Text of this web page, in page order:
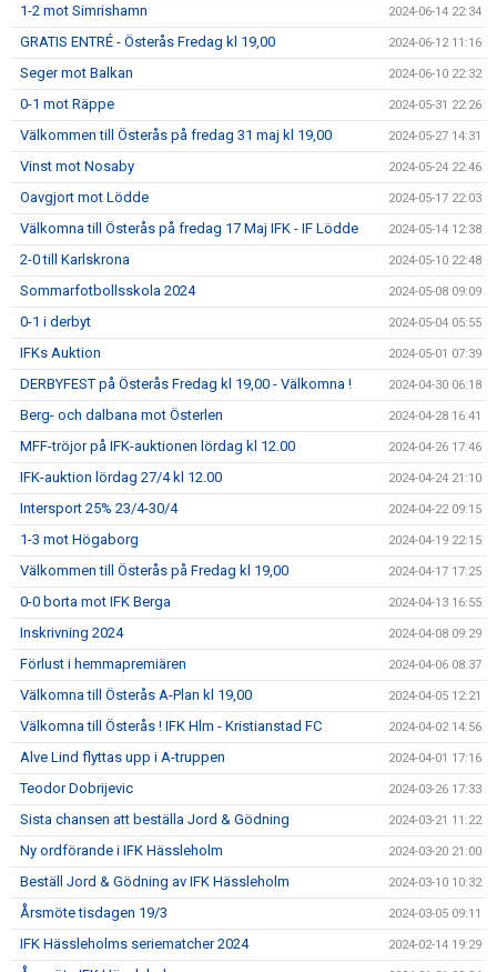
1-2 mot Simrishamn 2024-06-14 22:34
GRATIS ENTRÉ - Österås Fredag kl 19,00 2024-06-12 11:16
Seger mot Balkan 2024-06-10 22:32
0-1 mot Räppe 2024-05-31 22:26
Välkommen till Österås på fredag 31 maj kl 19,00 2024-05-27 14:31
Vinst mot Nosaby 2024-05-24 22:46
Oavgjort mot Lödde 2024-05-17 22:03
Välkomna till Österås på fredag 17 Maj IFK - IF Lödde 2024-05-14 12:38
2-0 till Karlskrona 2024-05-10 22:48
Sommarfotbollsskola 2024 2024-05-08 09:09
0-1 i derbyt 2024-05-04 05:55
IFKs Auktion 2024-05-01 07:39
DERBYFEST på Österås Fredag kl 19,00 - Välkomna ! 2024-04-30 06:18
Berg- och dalbana mot Österlen 2024-04-28 16:41
MFF-tröjor på IFK-auktionen lördag kl 12.00 2024-04-26 17:46
IFK-auktion lördag 27/4 kl 12.00 2024-04-24 21:10
Intersport 25% 23/4-30/4 2024-04-22 09:15
1-3 mot Högaborg 2024-04-19 22:15
Välkommen till Österås på Fredag kl 19,00 2024-04-17 17:25
0-0 borta mot IFK Berga 2024-04-13 16:55
Inskrivning 2024 2024-04-08 09:29
Förlust i hemmapremiären 2024-04-06 08:37
Välkomna till Österås A-Plan kl 19,00 2024-04-05 12:21
Välkomna till Österås ! IFK Hlm - Kristianstad FC 2024-04-02 14:56
Alve Lind flyttas upp i A-truppen 2024-04-01 17:16
Teodor Dobrijevic 2024-03-26 17:33
Sista chansen att beställa Jord & Gödning 2024-03-21 11:22
Ny ordförande i IFK Hässleholm 2024-03-20 21:00
Beställ Jord & Gödning av IFK Hässleholm 2024-03-10 10:32
Årsmöte tisdagen 19/3 2024-03-05 09:11
IFK Hässleholms seriematcher 2024 2024-02-14 19:29